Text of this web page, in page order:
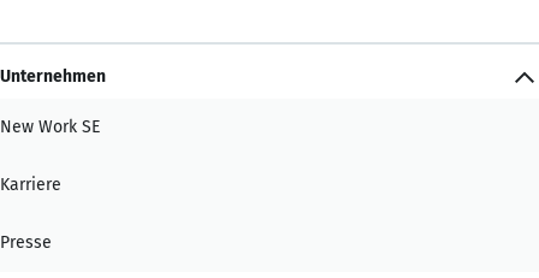
Unternehmen
New Work SE
Karriere
Presse